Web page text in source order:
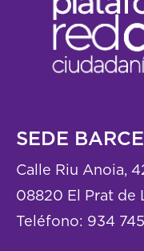
SEDE
Calle Riu Anoia,
08820 El Prat de
Teléfono: 934